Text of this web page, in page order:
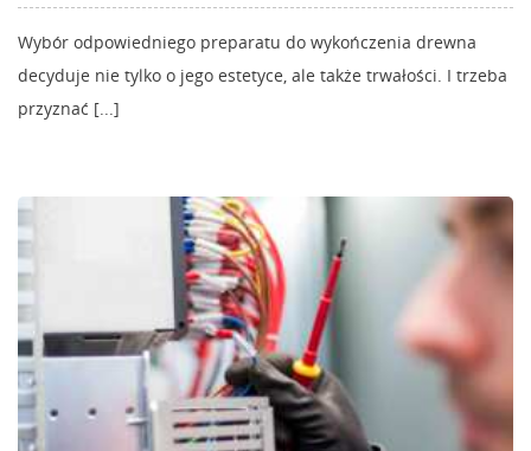
Wybór odpowiedniego preparatu do wykończenia drewna
decyduje nie tylko o jego estetyce, ale także trwałości. I trzeba
przyznać [...]